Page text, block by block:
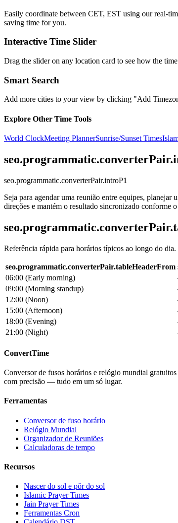
Easily coordinate between CET, EST using our real-
saving time for you.
Interactive Time Slider
Drag the slider on any location card to see how the
Smart Search
Add more cities to your view by clicking "Add
Explore Other Time Tools
World ClockMeeting PlannerSunrise/Sunset Times
seo.programmatic.converterPair.introP1
Seja para agendar uma reunião entre equipes,
direções e mantém o resultado sincronizado conforme
Referência rápida para horários típicos ao longo do
seo.programmatic.converterPair.tableHeaderFrom
06:00 (Early morning)
09:00 (Morning standup)
12:00 (Noon)
15:00 (Afternoon)
18:00 (Evening)
21:00 (Night)
ConvertTime
Conversor de fusos horários e relógio mundial
com precisão — tudo em um só lugar.
Ferramentas
Conversor de fuso horário
Relógio Mundial
Organizador de Reuniões
Calculadoras de tempo
Recursos
Nascer do sol e pôr do sol
Islamic Prayer Times
Jain Prayer Times
Ferramentas Cron